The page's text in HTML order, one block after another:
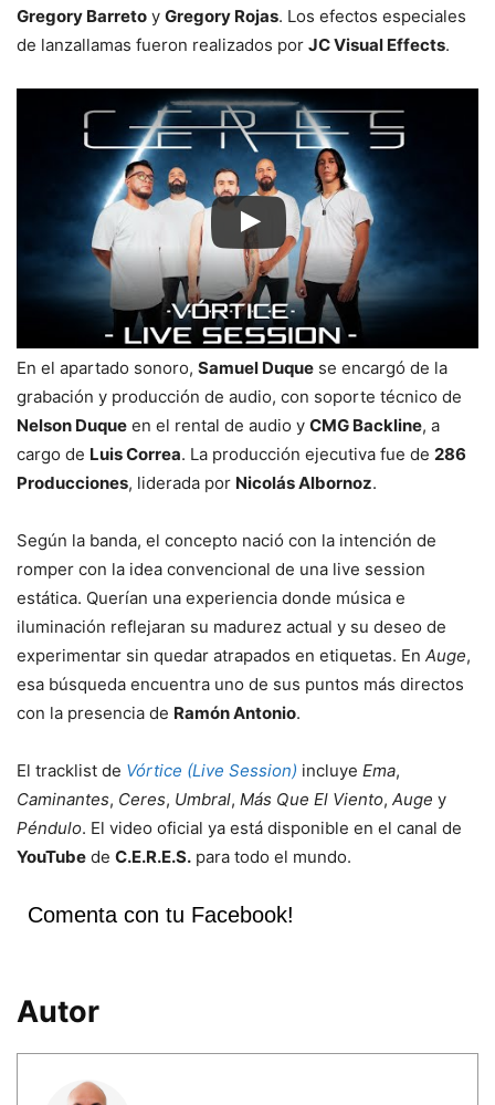
Gregory Barreto y Gregory Rojas. Los efectos especiales
de lanzallamas fueron realizados por JC Visual Effects.
En el apartado sonoro, Samuel Duque se encargó de la
grabación y producción de audio, con soporte técnico de
Nelson Duque en el rental de audio y CMG Backline, a
cargo de Luis Correa. La producción ejecutiva fue de 286
Producciones, liderada por Nicolás Albornoz.
Según la banda, el concepto nació con la intención de
romper con la idea convencional de una live session
estática. Querían una experiencia donde música e
iluminación reflejaran su madurez actual y su deseo de
experimentar sin quedar atrapados en etiquetas. En Auge,
esa búsqueda encuentra uno de sus puntos más directos
con la presencia de Ramón Antonio.
El tracklist de Vórtice (Live Session) incluye Ema,
Caminantes, Ceres, Umbral, Más Que El Viento, Auge y
Péndulo. El video oficial ya está disponible en el canal de
YouTube de C.E.R.E.S. para todo el mundo.
Comenta con tu Facebook!
Autor